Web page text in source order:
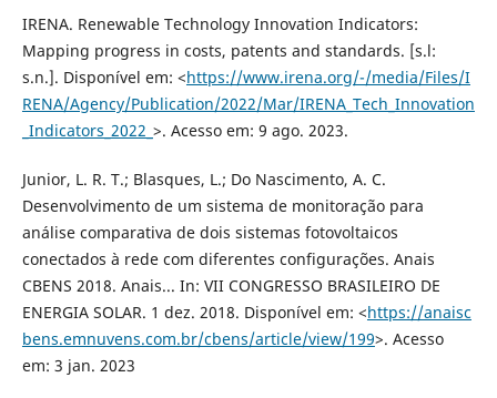
IRENA. Renewable Technology Innovation Indicators:
Mapping progress in costs, patents and standards. [s.l:
s.n.]. Disponível em: <https://www.irena.org/-/media/Files/I
RENA/Agency/Publication/2022/Mar/IRENA_Tech_Innovation
_Indicators_2022_ >. Acesso em: 9 ago. 2023.
Junior, L. R. T.; Blasques, L.; Do Nascimento, A. C.
Desenvolvimento de um sistema de monitoração para
análise comparativa de dois sistemas fotovoltaicos
conectados à rede com diferentes configurações. Anais
CBENS 2018. Anais... In: VII CONGRESSO BRASILEIRO DE
ENERGIA SOLAR. 1 dez. 2018. Disponível em: <https://anaisc
bens.emnuvens.com.br/cbens/article/view/199>. Acesso
em: 3 jan. 2023